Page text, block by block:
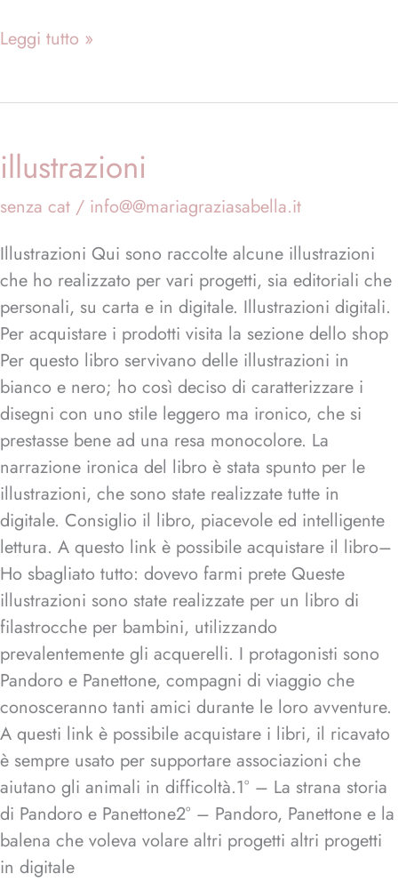
Leggi tutto »
illustrazioni
senza cat / info@@mariagraziasabella.it
Illustrazioni Qui sono raccolte alcune illustrazioni
che ho realizzato per vari progetti, sia editoriali che
personali, su carta e in digitale. Illustrazioni digitali.
Per acquistare i prodotti visita la sezione dello shop
Per questo libro servivano delle illustrazioni in
bianco e nero; ho così deciso di caratterizzare i
disegni con uno stile leggero ma ironico, che si
prestasse bene ad una resa monocolore. La
narrazione ironica del libro è stata spunto per le
illustrazioni, che sono state realizzate tutte in
digitale. Consiglio il libro, piacevole ed intelligente
lettura. A questo link è possibile acquistare il libro–
Ho sbagliato tutto: dovevo farmi prete Queste
illustrazioni sono state realizzate per un libro di
filastrocche per bambini, utilizzando
prevalentemente gli acquerelli. I protagonisti sono
Pandoro e Panettone, compagni di viaggio che
conosceranno tanti amici durante le loro avventure.
A questi link è possibile acquistare i libri, il ricavato
è sempre usato per supportare associazioni che
aiutano gli animali in difficoltà.1° – La strana storia
di Pandoro e Panettone2° – Pandoro, Panettone e la
balena che voleva volare altri progetti altri progetti
in digitale
illustrazioni